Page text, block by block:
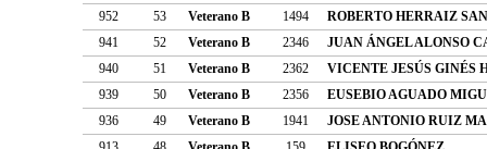
952
53 Veterano B 1494
ROBERTO HERRAIZ
941
52 Veterano B 2346
JUAN ÁNGEL ALONSO
940
51 Veterano B 2362
VICENTE JESÚS GINÉS
939
50 Veterano B 2356
EUSEBIO AGUADO
936
49 Veterano B 1941
JOSE ANTONIO RUIZ